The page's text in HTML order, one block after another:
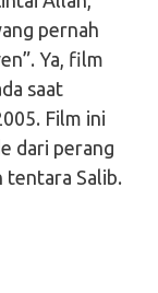
pernah
Ya, film
saat
Film ini
dari perang
tentara Salib.